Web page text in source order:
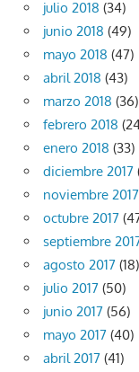
julio 2018 (34)
junio 2018 (49)
mayo 2018 (47)
abril 2018 (43)
marzo 2018 (36)
febrero 2018
enero 2018 (33)
diciembre 2017
noviembre 2017
octubre 2017
septiembre
agosto 2017 (18)
julio 2017 (50)
junio 2017 (56)
mayo 2017 (40)
abril 2017 (41)